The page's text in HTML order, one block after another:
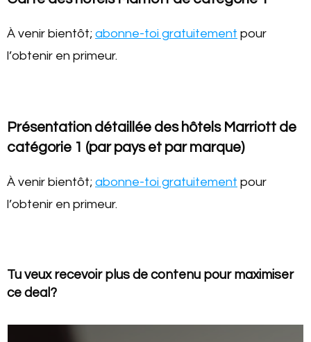
À venir bientôt; abonne-toi gratuitement pour
l’obtenir en primeur.
Présentation détaillée des hôtels Marriott de
catégorie 1 (par pays et par marque)
À venir bientôt; abonne-toi gratuitement pour
l’obtenir en primeur.
Tu veux recevoir plus de contenu pour maximiser
ce deal?